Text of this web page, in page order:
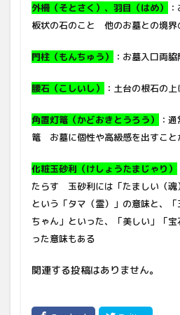
外柵（そとさく） 、羽目（はめ）
板状の石のこと 他のお墓との境界
門柱（もんちゅう） ：お墓入口両
腰石（こしいし） ：土台の根石の
角置灯篭（かどおきとうろう）
：
篭 お墓に個性や高級感を出すこと
化粧玉砂利（けしょうたまじゃり）
たらす 玉砂利には「たましい（魂
という「タマ（霊）」の意味と、
ちゃん」といった、「美しい」「
った意味もある
関連する投稿はありません。